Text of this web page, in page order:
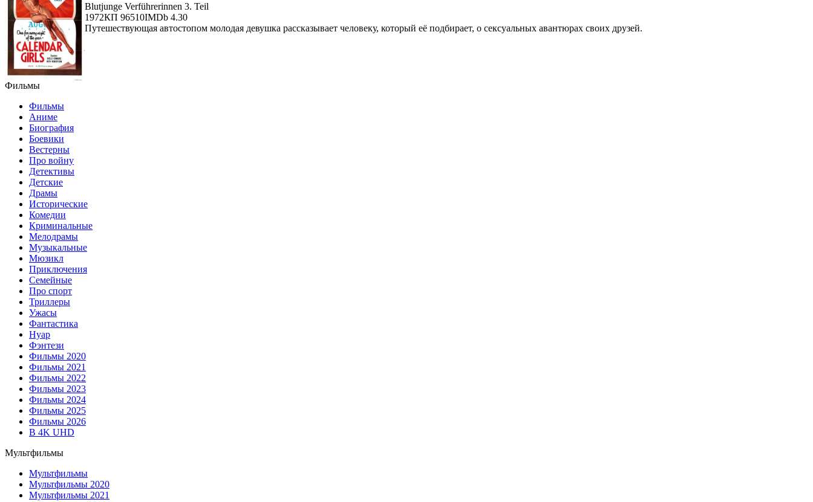
Blutjunge Verführerinnen 3. Teil
1972КП 96510IMDb 4.30
Путешествующая автостопом молодая девушка рассказывает человеку, который её подбирает, о сексуальных авантюрах своих друзей.
Фильмы
Фильмы
Аниме
Биография
Боевики
Вестерны
Про войну
Детективы
Детские
Драмы
Исторические
Комедии
Криминальные
Мелодрамы
Музыкальные
Мюзикл
Приключения
Семейные
Про спорт
Триллеры
Ужасы
Фантастика
Нуар
Фэнтези
Фильмы 2020
Фильмы 2021
Фильмы 2022
Фильмы 2023
Фильмы 2024
Фильмы 2025
Фильмы 2026
В 4K UHD
Мультфильмы
Мультфильмы
Мультфильмы 2020
Мультфильмы 2021